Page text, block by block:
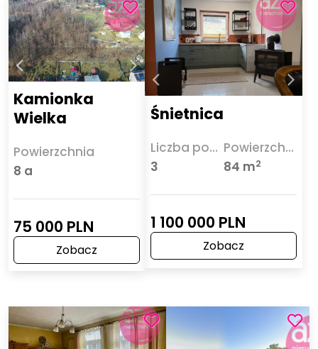
Kamionka
Wielka
Powierzchnia
8 a
75 000 PLN
Zobacz
Śnietnica
Liczba pokoi
3
Powierzchnia
84 m2
1 100 000 PLN
Zobacz